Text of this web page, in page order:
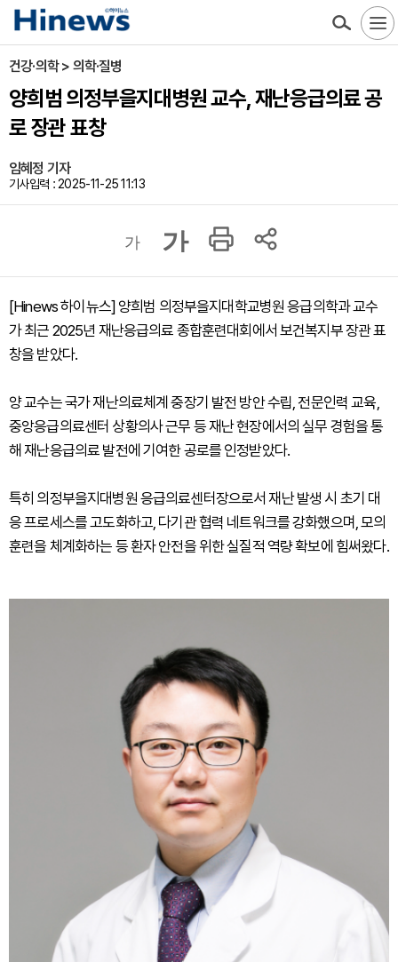
건강·의학 > 의학·질병
양희범 의정부을지대병원 교수, 재난응급의료 공
로 장관 표창
임혜정 기자
기사입력 : 2025-11-25 11:13
가 가
[Hinews 하이뉴스] 양희범 의정부을지대학교병원 응급의학과 교수
가 최근 2025년 재난응급의료 종합훈련대회에서 보건복지부 장관 표
창을 받았다.
양 교수는 국가 재난의료체계 중장기 발전 방안 수립, 전문인력 교육,
중앙응급의료센터 상황의사 근무 등 재난 현장에서의 실무 경험을 통
해 재난응급의료 발전에 기여한 공로를 인정받았다.
특히 의정부을지대병원 응급의료센터장으로서 재난 발생 시 초기 대
응 프로세스를 고도화하고, 다기관 협력 네트워크를 강화했으며, 모의
훈련을 체계화하는 등 환자 안전을 위한 실질적 역량 확보에 힘써왔다.